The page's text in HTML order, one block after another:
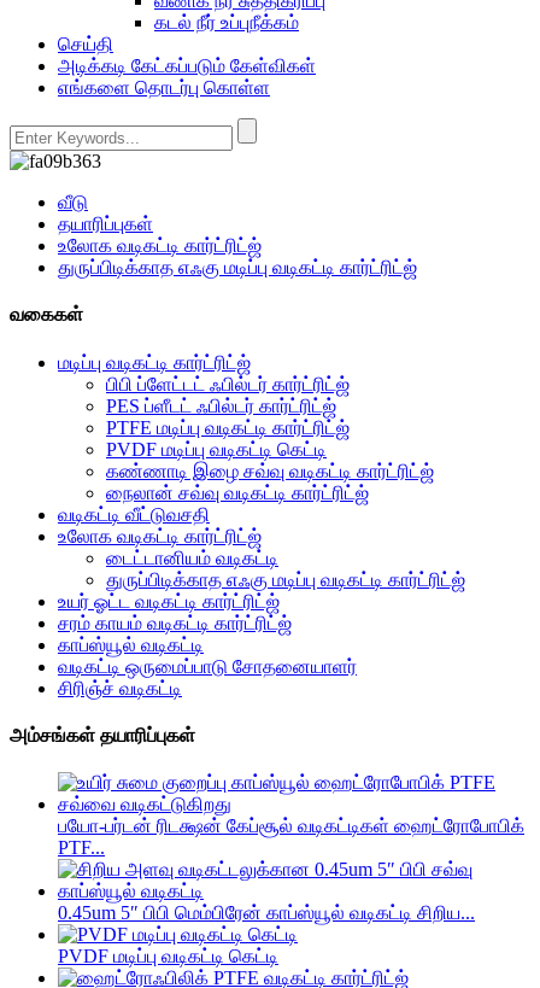
கடல் நீர் உப்புநீக்கம்
செய்தி
அடிக்கடி கேட்கப்படும் கேள்விகள்
எங்களை தொடர்பு கொள்ள
வீடு
தயாரிப்புகள்
உலோக வடிகட்டி கார்ட்ரிட்ஜ்
துருப்பிடிக்காத எஃகு மடிப்பு வடிகட்டி கார்ட்ரிட்ஜ்
வகைகள்
மடிப்பு வடிகட்டி கார்ட்ரிட்ஜ்
பிபி ப்ளேட்டட் ஃபில்டர் கார்ட்ரிட்ஜ்
PES ப்ளீடட் ஃபில்டர் கார்ட்ரிட்ஜ்
PTFE மடிப்பு வடிகட்டி கார்ட்ரிட்ஜ்
PVDF மடிப்பு வடிகட்டி கெட்டி
கண்ணாடி இழை சவ்வு வடிகட்டி கார்ட்ரிட்ஜ்
நைலான் சவ்வு வடிகட்டி கார்ட்ரிட்ஜ்
வடிகட்டி வீட்டுவசதி
உலோக வடிகட்டி கார்ட்ரிட்ஜ்
டைட்டானியம் வடிகட்டி
துருப்பிடிக்காத எஃகு மடிப்பு வடிகட்டி கார்ட்ரிட்ஜ்
உயர் ஓட்ட வடிகட்டி கார்ட்ரிட்ஜ்
சரம் காயம் வடிகட்டி கார்ட்ரிட்ஜ்
காப்ஸ்யூல் வடிகட்டி
வடிகட்டி ஒருமைப்பாடு சோதனையாளர்
சிரிஞ்ச் வடிகட்டி
அம்சங்கள் தயாரிப்புகள்
பயோ-பர்டன் ரிடக்ஷன் கேப்சூல் வடிகட்டிகள் ஹைட்ரோபோபிக்
PTF...
0.45um 5″ பிபி மெம்பிரேன் காப்ஸ்யூல் வடிகட்டி சிறிய...
PVDF மடிப்பு வடிகட்டி கெட்டி